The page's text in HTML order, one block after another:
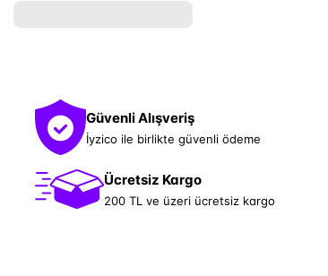
Güvenli Alışveriş
İyzico ile birlikte güvenli ödeme
Ücretsiz Kargo
200 TL ve üzeri ücretsiz kargo